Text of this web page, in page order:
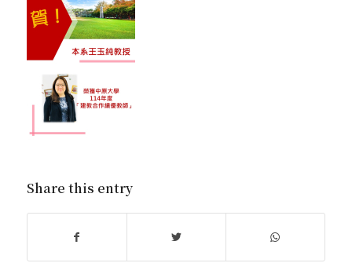
Share this entry